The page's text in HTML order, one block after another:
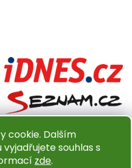
cookie. Dalším
souhlas s
zde.